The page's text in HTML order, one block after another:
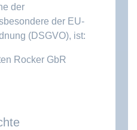
der
der EU-
(DSGVO), ist:
Rocker GbR